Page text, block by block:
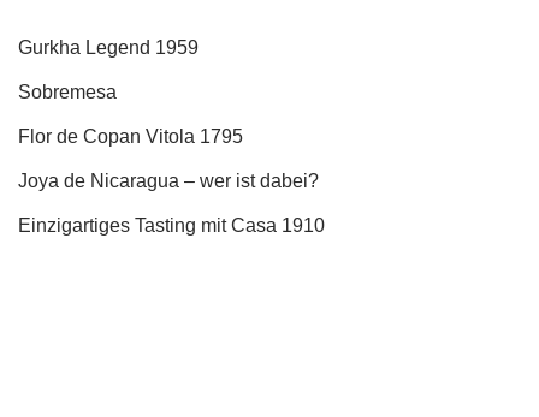
Gurkha Legend 1959
Sobremesa
Flor de Copan Vitola 1795
Joya de Nicaragua – wer ist dabei?
Einzigartiges Tasting mit Casa 1910